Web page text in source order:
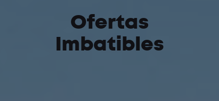
Ofertas
Imbatibles